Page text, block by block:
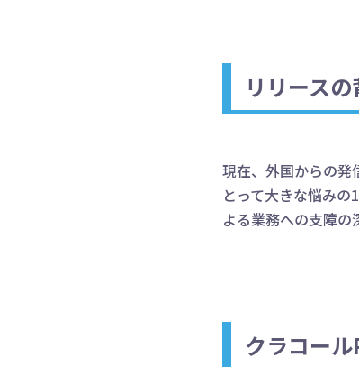
リリースの
現在、外国からの発
とって大きな悩み
よる業務への支障の
クラコー